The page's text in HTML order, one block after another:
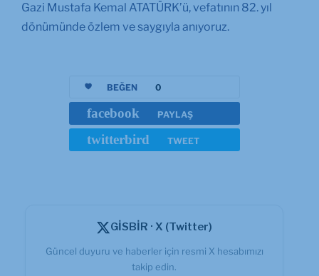
Gazi Mustafa Kemal ATATÜRK’ü, vefatının 82. yıl
dönümünde özlem ve saygıyla anıyoruz.
BEĞEN 0
facebook PAYLAŞ
twitterbird TWEET
GİSBİR · X (Twitter)
Güncel duyuru ve haberler için resmi X hesabımızı
takip edin.